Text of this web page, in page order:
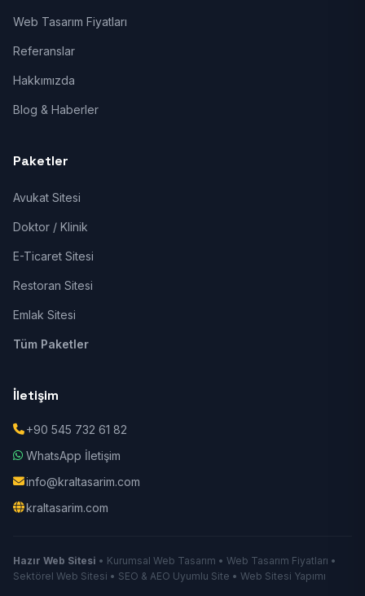
Web Tasarım Fiyatları
Referanslar
Hakkımızda
Blog & Haberler
Paketler
Avukat Sitesi
Doktor / Klinik
E-Ticaret Sitesi
Restoran Sitesi
Emlak Sitesi
Tüm Paketler
İletişim
+90 545 732 61 82
WhatsApp İletişim
info@kraltasarim.com
kraltasarim.com
Hazır Web Sitesi • Kurumsal Web Tasarım • Web Tasarım Fiyatları •
Sektörel Web Sitesi • SEO & AEO Uyumlu Site • Web Sitesi Yapımı